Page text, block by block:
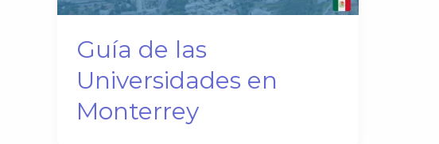
Guía de las
Universidades en
Monterrey